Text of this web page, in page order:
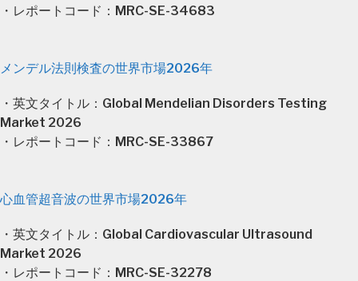
・レポートコード：MRC-SE-34683
メンデル法則検査の世界市場2026年
・英文タイトル：Global Mendelian Disorders Testing
Market 2026
・レポートコード：MRC-SE-33867
心血管超音波の世界市場2026年
・英文タイトル：Global Cardiovascular Ultrasound
Market 2026
・レポートコード：MRC-SE-32278